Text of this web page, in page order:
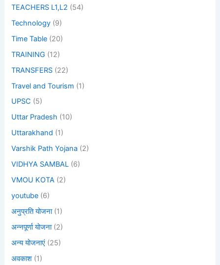
TEACHERS L1,L2 (54)
Technology (9)
Time Table (20)
TRAINING (12)
TRANSFERS (22)
Travel and Tourism (1)
UPSC (5)
Uttar Pradesh (10)
Uttarakhand (1)
Varshik Path Yojana (2)
VIDHYA SAMBAL (6)
VMOU KOTA (2)
youtube (6)
अनुप्रति योजना(1)
अन्नपूर्णा योजना(2)
अन्य योजनाएं (25)
अवकाश (1)